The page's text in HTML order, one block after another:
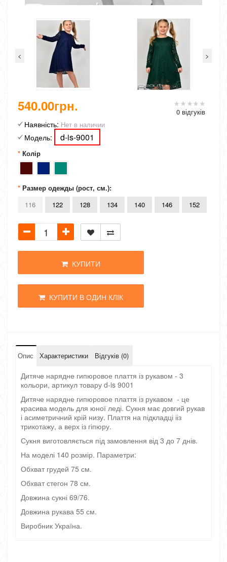
< >
0 відгуків
540.00грн.
Наявність: Нет в наличии
Модель: d-is-9001
Колір
Размер одежды (рост, см.):
116
122 128 134 140 146 152
КУПИТИ
КУПИТИ В ОДИН КЛІК
Опис Характеристики Відгуків (0)
Дитяче нарядне гипюровое плаття із рукавом - 3
кольори, артикул товару d-is 9001
Дитяче нарядне гипюровое плаття із рукавом - це
красива модель для юної леді. Сукня має довгий рукав
і асиметричний крій низу. Плаття на підкладці ііз
трикотажу, а верх із гіпюру.
Сукня виготовляється під замовлення від 3 до 7 днів.
На моделі 140 розмір. Параметри:
Обхват грудей 75 см.
Обхват стегон 78 см.
Довжина сукні 69/76.
Довжина рукава 55 см.
Виробник Україна.